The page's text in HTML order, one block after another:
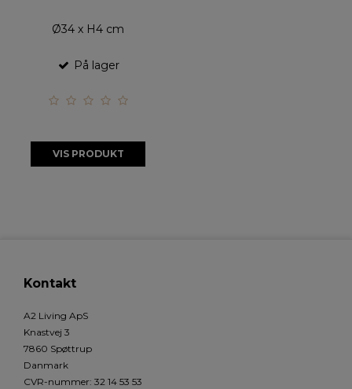
Ø34 x H4 cm
På lager
VIS PRODUKT
Kontakt
A2 Living ApS
Knastvej 3
7860 Spøttrup
Danmark
CVR-nummer: 32 14 53 53